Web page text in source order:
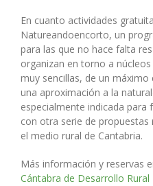
En cuanto actividades
Natureandoencorto, un
para las que no hace falta
organizan en torno a
muy sencillas, de un
una aproximación a la
especialmente indicada
con otra serie de
el medio rural de Cantabria.
Más información y reservas
Cántabra de Desarrollo Rural